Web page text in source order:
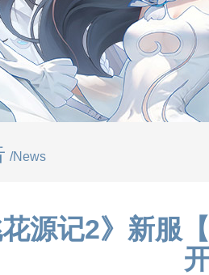
/News
花源记2》新服